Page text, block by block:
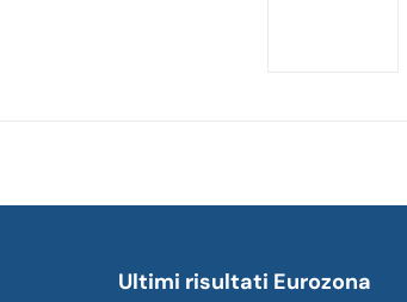
Ultimi risultati Eurozona